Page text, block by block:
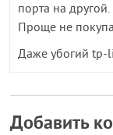
порта на другой.
Проще не
Даже убогий tp-
Добавить